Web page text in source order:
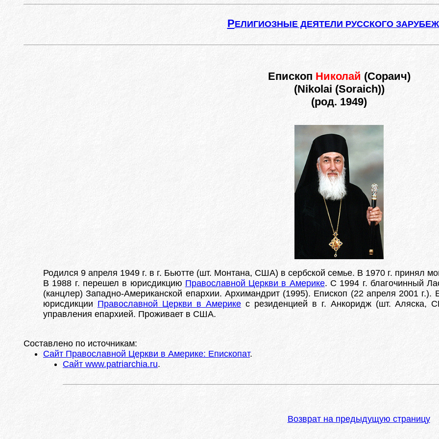
РЕЛИГИОЗНЫЕ ДЕЯТЕЛИ РУССКОГО
Епископ Николай (Сораич)
(Nikolai (Soraich))
(род. 1949)
Родился 9 апреля 1949 г. в г. Бьютте (шт. Монтана, США) в сербской семье. В 1970 г. принял
В 1988 г. перешел в юрисдикцию Православной Церкви в Америке. С 1994 г. благочинный
(канцлер) Западно-Американской епархии. Архимандрит (1995). Епископ (22 апреля 2001 г.).
юрисдикции Православной Церкви в Америкес резиденцией в г. Анкоридж (шт. Аляска,
управления епархией. Проживает в США.
Составлено по источникам:
Сайт Православной Церкви в Америке: Епископат.
Сайт www.patriarchia.ru.
Возврат на предыдущую страницу